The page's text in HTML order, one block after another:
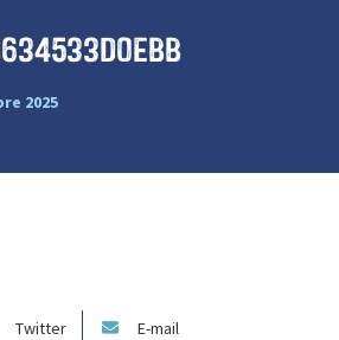
2025
Twitter E-mail